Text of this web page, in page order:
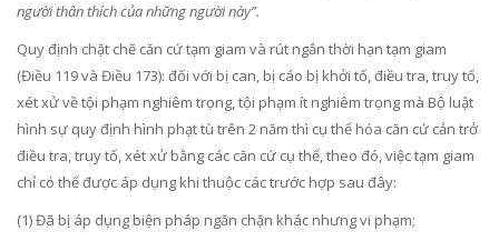
người thân thích của những người này”.
Quy định chặt chẽ căn cứ tạm giam và rút ngắn thời hạn tạm giam
(Điều 119 và Điều 173): đối với bị can, bị cáo bị khởi tố, điều tra, truy tố,
xét xử về tội phạm nghiêm trọng, tội phạm ít nghiêm trọng mà Bộ luật
hình sự quy định hình phạt tù trên 2 năm thì cụ thể hóa căn cứ cản trở
điều tra, truy tố, xét xử bằng các căn cứ cụ thể, theo đó, việc tạm giam
chỉ có thể được áp dụng khi thuộc các trước hợp sau đây:
(1) Đã bị áp dụng biện pháp ngăn chặn khác nhưng vi phạm;